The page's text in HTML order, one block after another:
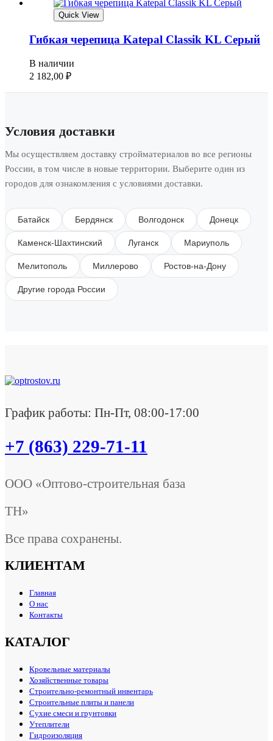
Quick View
Гибкая черепица Katepal Classik KL Серый
В наличии
2 182,00 ₽
Условия доставки
Мы осуществляем доставку стройматериалов во все регионы
России, в том числе в новые территории. Выберите один из
городов для ознакомления с условиями доставки.
Батайск Бердянск Волгодонск Донецк
Каменск-Шахтинский Луганск Мариуполь
Мелитополь Миллерово Ростов-на-Дону
Другие города России
График работы: Пн-Пт, 08:00-17:00
+7 (863) 229-71-11
ООО «Оптово-строительная база
ТН»
Все права сохранены.
КЛИЕНТАМ
Главная
О нас
Контакты
КАТАЛОГ
Кровельные материалы
Хозяйственные товары
Строительно-ремонтный инвентарь
Строительные плиты и панели
Сухие смеси и грунтовки
Утеплители
Гидроизоляция